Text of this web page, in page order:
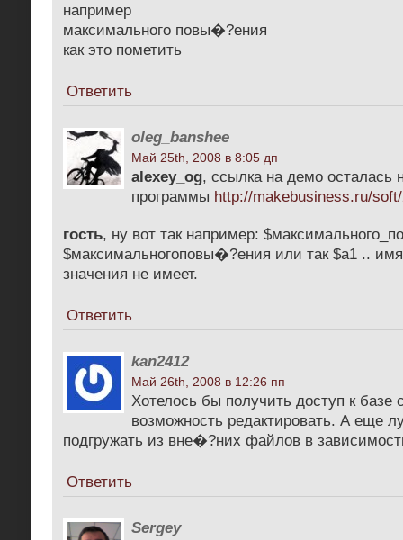
например
максимального повы�?ения
как это пометить
Ответить
oleg_banshee
Май 25th, 2008 в 8:05 дп
alexey_og, ссылка на демо осталась
программы http://makebusiness.ru/
гость, ну вот так например:
$максимальногоповы�?ения или так $a1 ..
значения не имеет.
Ответить
kan2412
Май 26th, 2008 в 12:26 пп
Хотелось бы получить доступ к базе
возможность редактировать. А еще
подгружать из вне�?них файлов в
Ответить
Sergey